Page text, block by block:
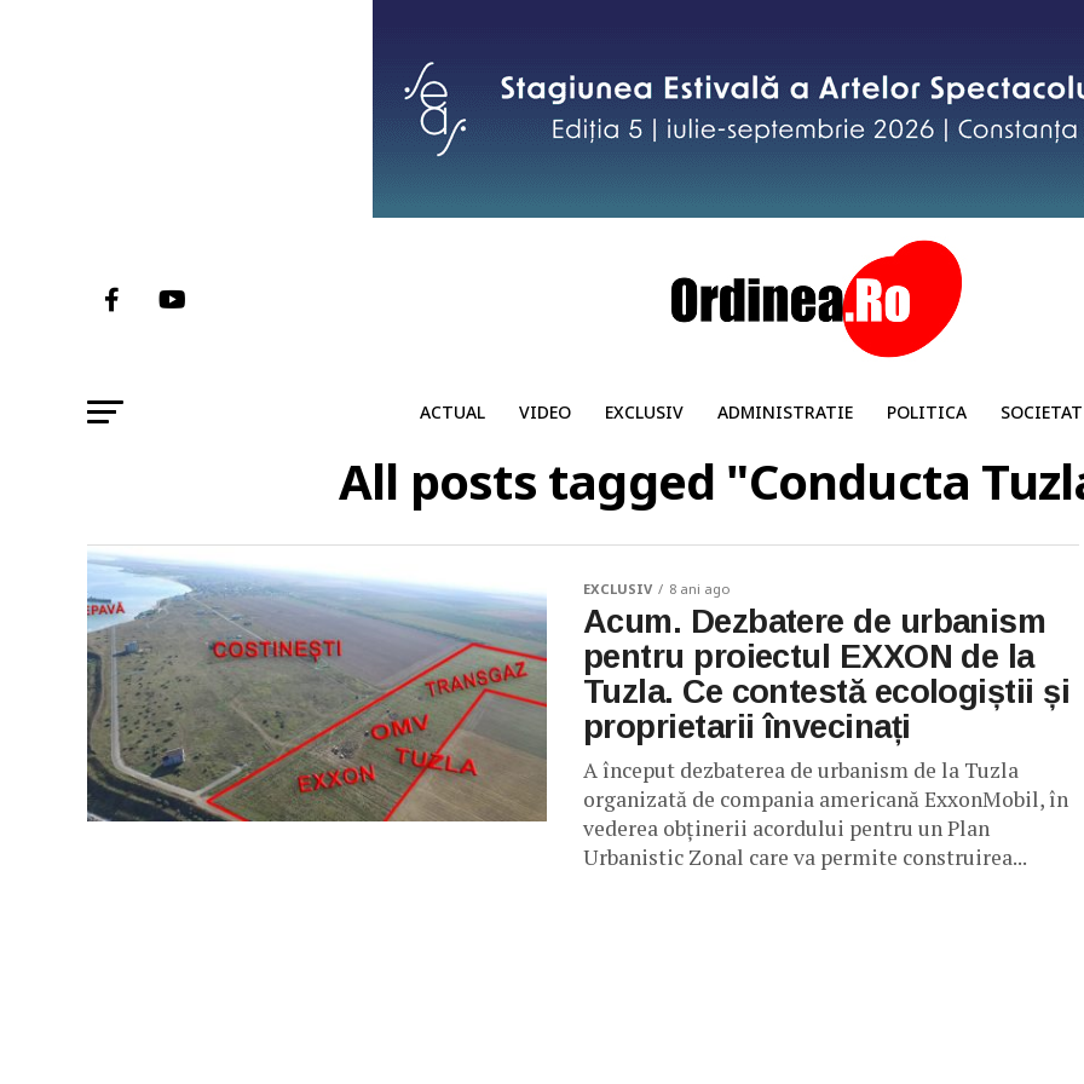
ACTUAL VIDEO EXCLUSIV ADMINISTRATIE POLITICA
All posts tagged "Conducta
EXCLUSIV 8 ani ago
Acum. Dezbatere de urbanism
pentru proiectul EXXON de la
Tuzla. Ce contestă ecologiștii și
proprietarii învecinați
A început dezbaterea de urbanism de la Tuzla
organizată de compania americană ExxonMobil, în
vederea obținerii acordului pentru un Plan
Urbanistic Zonal care va permite construirea...